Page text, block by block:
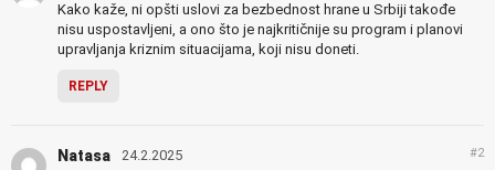
Kako kaže, ni opšti uslovi za bezbednost hrane u Srbiji takođe
nisu uspostavljeni, a ono što je najkritičnije su program i planovi
upravljanja kriznim situacijama, koji nisu doneti.
REPLY
Natasa 24.2.2025 #2